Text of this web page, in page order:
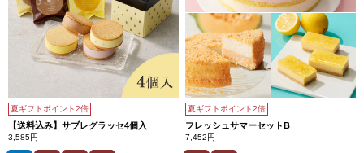
夏ギフトポイント2倍
【送料込み】サブレグラッセ4個入
3,585円
夏ギフトポイント2倍
フレッシュサマーセットB
7,452円